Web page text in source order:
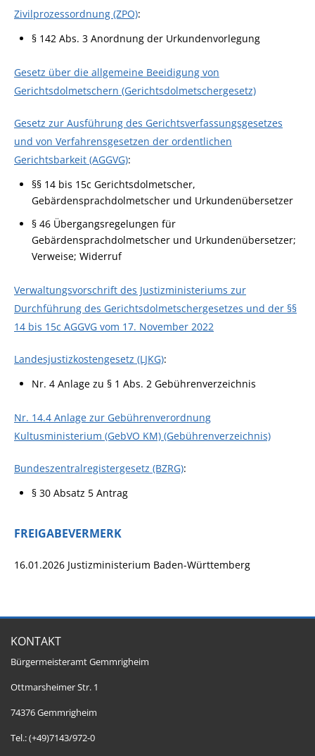
Zivilprozessordnung (ZPO):
§ 142 Abs. 3 Anordnung der Urkundenvorlegung
Gesetz über die allgemeine Beeidigung von
Gerichtsdolmetschern (Gerichtsdolmetschergesetz)
Gesetz zur Ausführung des Gerichtsverfassungsgesetzes
und von Verfahrensgesetzen der ordentlichen
Gerichtsbarkeit (AGGVG):
§§ 14 bis 15c Gerichtsdolmetscher,
Gebärdensprachdolmetscher und Urkundenübersetzer
§ 46 Übergangsregelungen für
Gebärdensprachdolmetscher und Urkundenübersetzer;
Verweise; Widerruf
Verwaltungsvorschrift des Justizministeriums zur
Durchführung des Gerichtsdolmetschergesetzes und der §§
14 bis 15c AGGVG vom 17. November 2022
Landesjustizkostengesetz (LJKG):
Nr. 4 Anlage zu § 1 Abs. 2 Gebührenverzeichnis
Nr. 14.4 Anlage zur Gebührenverordnung
Kultusministerium (GebVO KM) (Gebührenverzeichnis)
Bundeszentralregistergesetz (BZRG):
§ 30 Absatz 5 Antrag
FREIGABEVERMERK
16.01.2026 Justizministerium Baden-Württemberg
KONTAKT
Bürgermeisteramt Gemmrigheim
Ottmarsheimer Str. 1
74376 Gemmrigheim
Tel.: (+49)7143/972-0